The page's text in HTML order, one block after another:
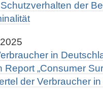
der
in
„Consumer
der Verbraucher